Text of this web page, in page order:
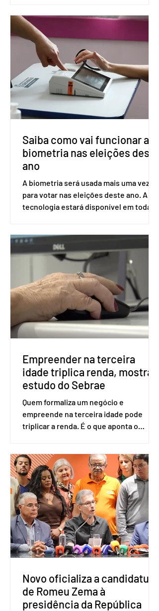
medicamento carbotegravir, que
impede a replicação do vírus de forma
prolongada e pode ser tomado a cada
dois meses. O pedido de inclusão vai
ser encaminhado pelo Ministério da
Saúde à Comissão Nacional de
Incorporação de Novas Tecnologias no
SUS (Conitec) na semana que vem. A
Conitec é um colegiado
Saiba como vai funcionar a
biometria nas eleições deste
ano
A biometria será usada mais uma vez
para votar nas eleições deste ano. A
tecnologia estará disponível em todas
Apesar da requisição, a biometria não é
obrigatória para exercer o direito ao
voto. Se o título estiver regular, o
eleitor pode votar mesmo sem ter
realizado esse cadastro. Neste caso,
será exigido o documento de
identificação para acesso à urna
eletrônica. Se a urna eletrônica não
reconh
Empreender na terceira
idade triplica renda, mostra
estudo do Sebrae
Quem formaliza um negócio e
empreende na terceira idade pode
triplicar a renda. É o que aponta o
Amostra de Domicílio (PNAD Contínua),
do Serviço Brasileiro de Apoio às Micro
e Pequenas Empresas (Sebrae),
realizado a partir de dados do Instituto
Brasileiro de Geografia e Estatística
(IBGE). O estudo do Sebrae mostra que,
no quarto trimestre de 2025, os
empreendedores 60+ formalizados
atingiram o maior rendime
Novo oficializa a candidatura
de Romeu Zema à
presidência da República